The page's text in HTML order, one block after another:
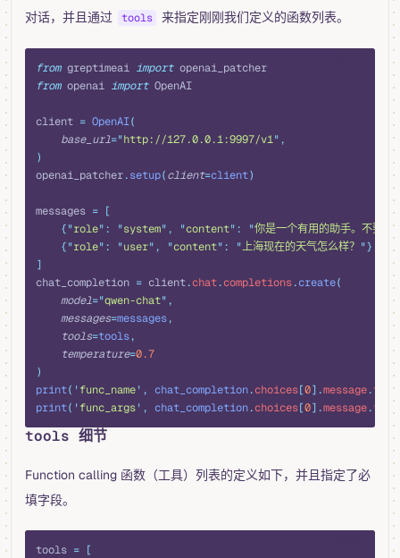
对话，并且通过
tools 来指定刚刚我们定义的函数列表。
from greptimeai import openai_patcher
from openai import OpenAI
client = OpenAI(
    base_url
="http://127.0.0.1:9997/v1" ,
)
openai_patcher.setup(client=client)
messages = [
    {
"role" : "system" , "content" : "你是一个有用的助手。不要对
    {
"role" : "user" , "content" : "上海现在的天气怎么样？ "}
]
chat_completion = client.chat.completions.create(
    model
="qwen-chat" ,
    messages
=messages,
    tools
=tools,
    temperature
=0.7
)
print( 'func_name' , chat_completion.choices[0].message.
print( 'func_args' , chat_completion.choices[0].message.
tools 细节
Function calling 函数（工具）列表的定义如下，并且指定了必
填字段。
tools = [